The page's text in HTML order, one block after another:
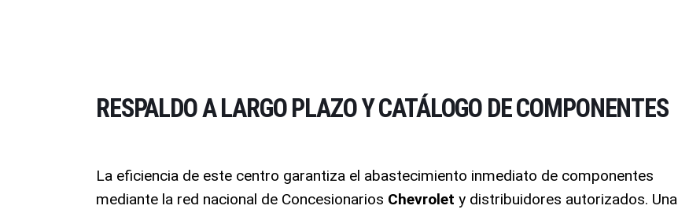
RESPALDO A LARGO PLAZO Y CATÁLOGO DE COMPONENTES
La eficiencia de este centro garantiza el abastecimiento inmediato de componentes
mediante la red nacional de Concesionarios Chevrolet y distribuidores autorizados. Una